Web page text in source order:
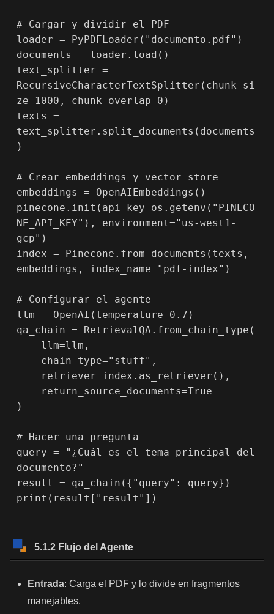
# Cargar y dividir el PDF
loader = PyPDFLoader("documento.pdf")
documents = loader.load()
text_splitter =
RecursiveCharacterTextSplitter(chunk_si
ze=1000, chunk_overlap=0)
texts =
text_splitter.split_documents(documents
)
# Crear embeddings y vector store
embeddings = OpenAIEmbeddings()
pinecone.init(api_key=os.getenv("PINECO
NE_API_KEY"), environment="us-west1-
gcp")
index = Pinecone.from_documents(texts,
embeddings, index_name="pdf-index")
# Configurar el agente
llm = OpenAI(temperature=0.7)
qa_chain = RetrievalQA.from_chain_type(
)
# Hacer una pregunta
query = "¿Cuál es el tema principal del
documento?"
result = qa_chain({"query": query})
print(result["result"])
5.1.2 Flujo del Agente
Entrada: Carga el PDF y lo divide en fragmentos
manejables.